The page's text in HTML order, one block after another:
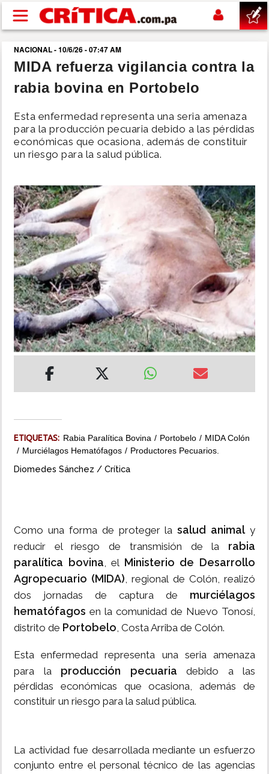
Pasar al contenido principal
buscar
SUCESOS
NACIONAL
POLÍTICA
SHOW
DEPORTES
MUNDO
INSÓLITAS
MULTIMEDIA
NACIONAL - 10/6/26 - 07:47 AM
MIDA refuerza vigilancia contra la
rabia bovina en Portobelo
Esta enfermedad representa una seria amenaza
para la producción pecuaria debido a las pérdidas
económicas que ocasiona, además de constituir
un riesgo para la salud pública.
ETIQUETAS: Rabia Paralítica Bovina Portobelo
MIDA Colón
Murciélagos Hematófagos
Productores Pecuarios.
Diomedes Sánchez / Crítica
Como una forma de proteger lasalud animaly
reducir el riesgo de transmisión de la rabia
paralítica bovina, el Ministerio de Desarrollo
Agropecuario (MIDA), regional de Colón, realizó
dos jornadas de captura de murciélagos
hematófagos en la comunidad de Nuevo Tonosí,
distrito de Portobelo, Costa Arriba de Colón.
Esta enfermedad representa una seria amenaza
para la producción pecuaria debido a las
pérdidas económicas que ocasiona, además de
constituir un riesgo para la salud pública.
La actividad fue desarrollada mediante un esfuerzo
conjunto entre el personal técnico de las agencias